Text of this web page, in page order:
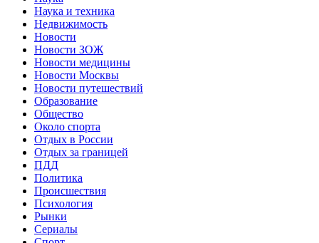
Наука и техника
Недвижимость
Новости
Новости ЗОЖ
Новости медицины
Новости Москвы
Новости путешествий
Образование
Общество
Около спорта
Отдых в России
Отдых за границей
ПДД
Политика
Происшествия
Психология
Рынки
Сериалы